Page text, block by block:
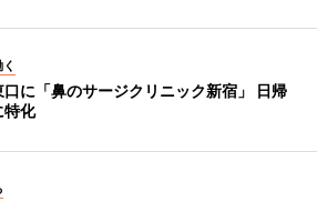
口に「鼻のサージクリニック新宿」 日帰
特化